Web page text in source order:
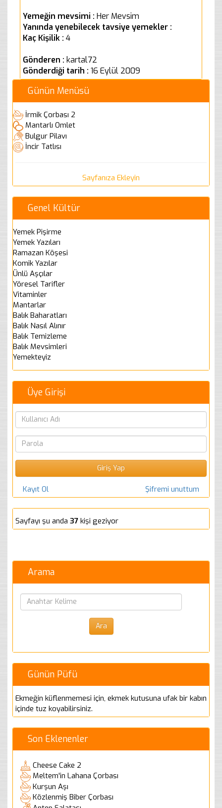
Yemeğin mevsimi : Her Mevsim
Yanında yenebilecek tavsiye yemekler :
Kaç Kişilik : 4
Gönderen : kartal72
Gönderdiği tarih : 16 Eylül 2009
Günün Menüsü
İrmik Çorbası 2
Mantarlı Omlet
Bulgur Pilavı
İncir Tatlısı
Sayfanıza Ekleyin
Genel Kültür
Yemek Pişirme
Yemek Yazıları
Ramazan Köşesi
Komik Yazılar
Ünlü Aşçılar
Yöresel Tarifler
Vitaminler
Mantarlar
Balık Baharatları
Balık Nasıl Alınır
Balık Temizleme
Balık Mevsimleri
Yemekteyiz
Üye Girişi
Kayıt Ol Şifremi unuttum
Sayfayı şu anda 37 kişi geziyor
Arama
Günün Püfü
Ekmeğin küflenmemesi için, ekmek kutusuna ufak bir kabın
içinde tuz koyabilirsiniz.
Son Eklenenler
Cheese Cake 2
Meltem'in Lahana Çorbası
Kurşun Aşı
Közlenmiş Biber Çorbası